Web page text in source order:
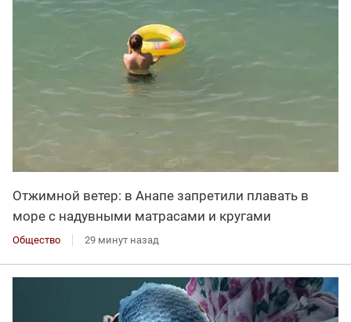
Отжимной ветер: в Анапе запретили плавать в
море с надувными матрасами и кругами
Общество 29 минут назад